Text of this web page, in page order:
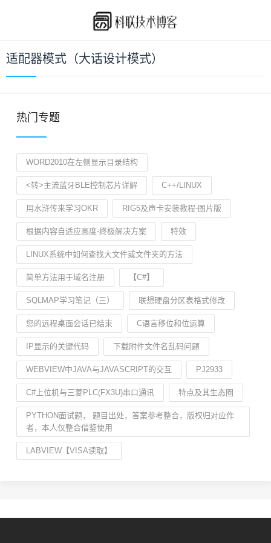
适配器模式（大话设计模式）
热门专题
WORD2010在左侧显示目录结构
<转>主流蓝牙BLE控制芯片详解 C++/LINUX
用水浒传来学习OKR RIG5及声卡安装教程-图片版
根据内容自适应高度-终极解决方案 特效
LINUX系统中如何查找大文件或文件夹的方法
简单方法用于域名注册 【C#】
SQLMAP学习笔记（三） 联想硬盘分区表格式修改
您的远程桌面会话已结束 C语言移位和位运算
IP显示的关键代码 下载附件文件名乱码问题
WEBVIEW中JAVA与JAVASCRIPT的交互 PJ2933
C#上位机与三菱PLC(FX3U)串口通讯 特点及其生态圈
PYTHON面试题， 题目出处，答案参考整合，版权归对应作
者，本人仅整合借鉴使用
LABVIEW【VISA读取】